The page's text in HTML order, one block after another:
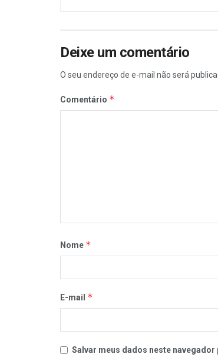
Deixe um comentário
O seu endereço de e-mail não será
Comentário *
Nome *
E-mail *
Salvar meus dados neste